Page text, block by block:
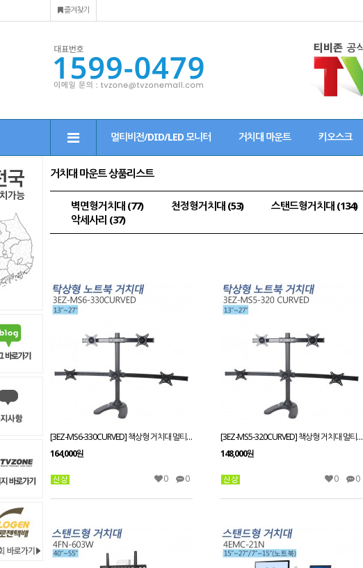
즐겨찾기
멀티비전/DID/LED 모니터 거치대 마운트 키오스크
거치대 마운트 상품리스트
벽면형거치대 (77) 천정형거치대 (53) 스탠드형거치대 (134)
악세사리 (37)
[3EZ-MS6-330CURVED] 책상형 거치대 멀티모니터13~27인치 적용STAND HOLE 타입겸용 VESA 최대:W100xH100mm
164,000원
0 0
[3EZ-MS5-320CURVED] 책상형 거치대 멀티모니터13~27인치 적용STAND HOLE 타입겸용 VESA 최대:W100xH100mm
148,000원
0 0